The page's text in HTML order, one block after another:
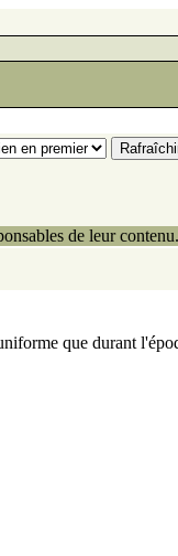
de leur contenu.
que durant